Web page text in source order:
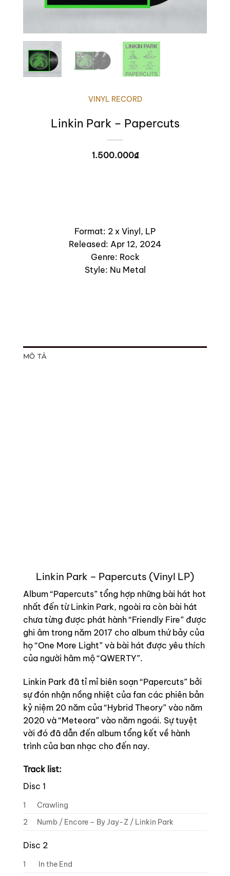
VINYL RECORD
Linkin Park – Papercuts
1.500.000₫
Format: 2 x Vinyl, LP
Released: Apr 12, 2024
Genre: Rock
Style: Nu Metal
MÔ TẢ
Linkin Park – Papercuts (Vinyl LP)
Album “Papercuts” tổng hợp những bài hát hot
nhất đến từ Linkin Park, ngoài ra còn bài hát
chưa từng được phát hành “Friendly Fire” được
ghi âm trong năm 2017 cho album thứ bảy của
họ “One More Light” và bài hát được yêu thích
của người hâm mộ “QWERTY”.
Linkin Park đã tỉ mỉ biên soạn “Papercuts” bởi
sự đón nhận nồng nhiệt của fan các phiên bản
kỷ niệm 20 năm của “Hybrid Theory” vào năm
2020 và “Meteora” vào năm ngoái. Sự tuyệt
vời đó đã dẫn đến album tổng kết về hành
trình của ban nhạc cho đến nay.
Track list:
Disc 1
1
Crawling
2
Numb / Encore – By Jay-Z / Linkin Park
Disc 2
1
In the End